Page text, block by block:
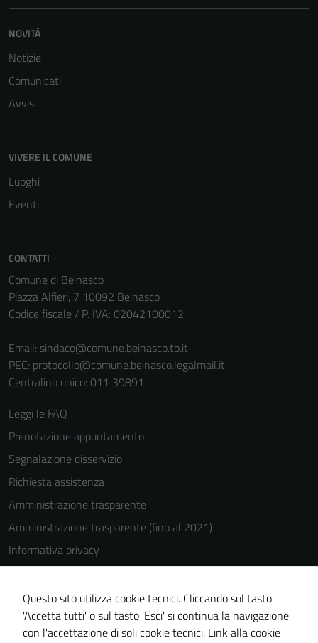
NOVITÀ
Notizie
Comunicati
Avvisi
VIVERE IL COMUNE
Luoghi
Eventi
CONTATTI
Comune di Beinasco
Piazza Alfieri, 7 10092 Beinasco
Codice fiscale / P. IVA: 02042100012
Email: sindaco@comune.beinasco.to.it
PEC: protocollo@comune.beinasco.legalmail.it
Centralino unico: 011 39891
Leggi le FAQ
Prenotazione appuntamento
Segnalazione disservizio
Richiesta assistenza
Amministrazione trasparente
Amministrazione trasparente (fino al 2021)
Informativa privacy
Cookie Policy
Note legali
Dichiarazione di accessibilità
Questo sito utilizza cookie tecnici. Cliccando sul tasto
'Accetta tutti' o sul tasto 'Esci' si continua la navigazione
con l'accettazione di soli cookie tecnici. Link alla cookie